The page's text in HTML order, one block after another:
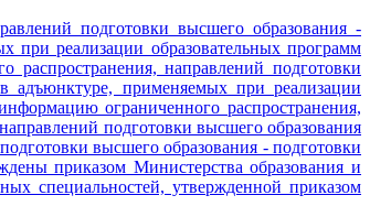
подготовки высшего образования -
при реализации образовательных программ
направлений подготовки
адъюнктуре, применяемых при реализации
ограниченного распространения,
подготовки высшего образования
высшего образования - подготовки
приказом Министерства образования и
специальностей, утвержденной приказом